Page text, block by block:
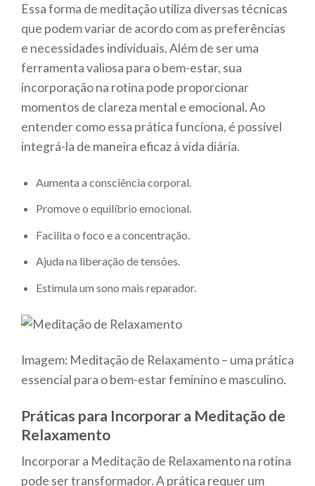
Essa forma de meditação utiliza diversas técnicas
que podem variar de acordo com as preferências
e necessidades individuais. Além de ser uma
ferramenta valiosa para o bem-estar, sua
incorporação na rotina pode proporcionar
momentos de clareza mental e emocional. Ao
entender como essa prática funciona, é possível
integrá-la de maneira eficaz à vida diária.
Aumenta a consciência corporal.
Promove o equilíbrio emocional.
Facilita o foco e a concentração.
Ajuda na liberação de tensões.
Estimula um sono mais reparador.
Imagem: Meditação de Relaxamento – uma prática
essencial para o bem-estar feminino e masculino.
Práticas para Incorporar a Meditação de
Relaxamento
Incorporar a Meditação de Relaxamento na rotina
pode ser transformador. A prática requer um